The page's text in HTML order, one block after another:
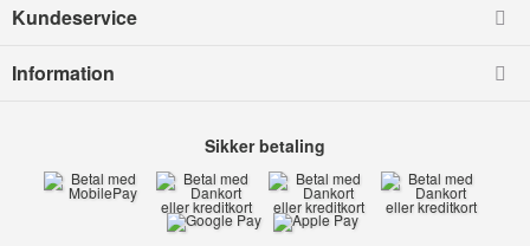
Kundeservice
Information
Sikker betaling